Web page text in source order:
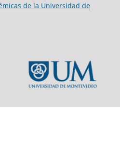
de la Universidad de